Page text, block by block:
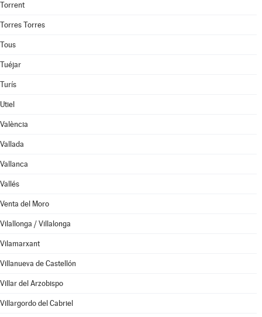
Torrent
Torres Torres
Tous
Tuéjar
Turís
Utiel
València
Vallada
Vallanca
Vallés
Venta del Moro
Vilallonga / Villalonga
Vilamarxant
Villanueva de Castellón
Villar del Arzobispo
Villargordo del Cabriel